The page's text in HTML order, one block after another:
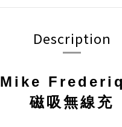
Description
Mike
磁吸無線充